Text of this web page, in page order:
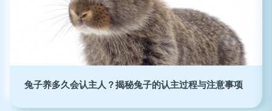
兔子养多久会认主人？揭秘兔子的认主过程与注意事项